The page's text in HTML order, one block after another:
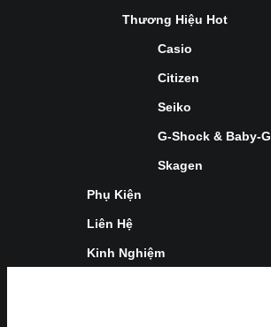
Thương Hiệu Hot
Casio
Citizen
Seiko
G-Shock & Baby-G
Skagen
Phụ Kiện
Liên Hệ
Kinh Nghiệm